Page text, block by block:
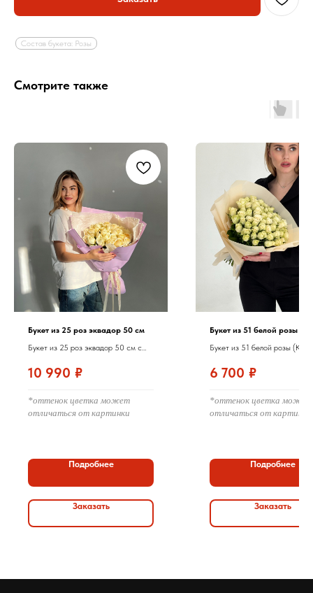
Состав букета: Розы
Смотрите также
Букет из 25 роз эквадор 50 см
Букет из 25 роз эквадор 50 см с
10 990 ₽
*оттенок цветка может
отличаться от картинки
Подробнее
Заказать
Букет из 51 белой розы
Букет из 51 белой розы
6 700 ₽
*оттенок цветка может
отличаться от картинки
Подробнее
Заказать